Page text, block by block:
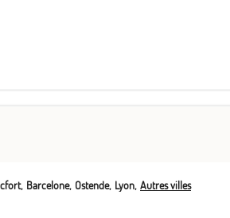
Barcelone Ostende Lyon Autres villes